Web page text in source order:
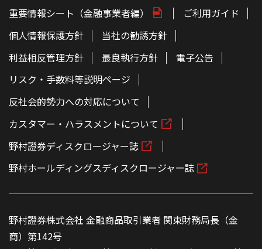
重要情報シート（金融事業者編）
ご利用ガイド
個人情報保護方針
当社の勧誘方針
利益相反管理方針
最良執行方針
電子公告
リスク・手数料等説明ページ
反社会的勢力への対応について
カスタマー・ハラスメントについて
野村證券ディスクロージャー誌
野村ホールディングスディスクロージャー誌
野村證券株式会社 金融商品取引業者 関東財務局長（金
商）第142号